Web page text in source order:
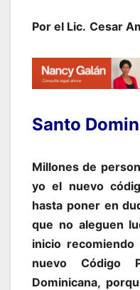
Por el Lic. Cesar
Santo
Millones de
yo el nuevo
hasta poner en
que no aleguen
inicio
nuevo Código
Dominicana,